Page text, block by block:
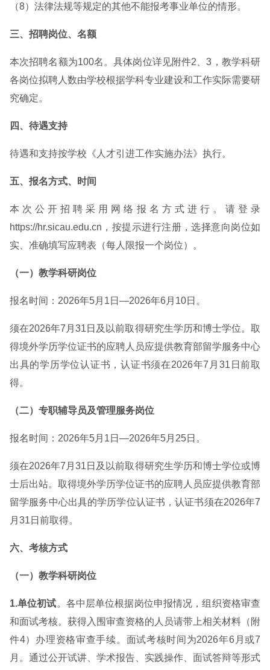
（8）法律法规等规定的其他不能报考事业单位的情形。
三、招聘岗位、名额
本次招聘名额为100名。具体岗位详见附件2、3，教学科研
各岗位拟聘人数由学校根据学科专业建设和工作实际需要研
究确定。
四、待遇支持
待遇和支持按学校《人才引进工作实施办法》执行。
五、报名方式、时间
本次公开招聘采用网络报名方式进行。请登录
https://hr.sicau.edu.cn，按提示进行注册，选择意向岗位如
实、准确填写应聘表（每人限报一个岗位）。
（一）教学科研岗位
报名时间：2026年5月1日—2026年6月10日。
须在2026年7月31日及以前取得研究生学历和博士学位。取
得境外学历学位证书的应聘人员应提供教育部留学服务中心
出具的学历学位认证书，认证书须在2026年7月31日前取
得。
（二）专职辅导员及管理服务岗位
报名时间：2026年5月1日—2026年5月25日。
须在2026年7月31日及以前取得研究生学历和博士学位或博
士后出站。取得境外学历学位证书的应聘人员应提供教育部
留学服务中心出具的学历学位认证书，认证书须在2026年7
月31日前取得。
六、考核方式
（一）教学科研岗位
1.单位初试。各中层单位根据岗位申报情况，组织资格审查
和面试考核。获得入围审查资格的人员请带上相关材料（附
件4）办理资格审查手续。面试考核时间为2026年6月或7
月。通过公开试讲、学术报告、实践操作、面试答辩等形式